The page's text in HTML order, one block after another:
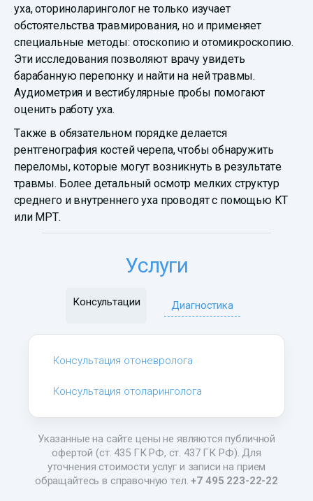
уха, оториноларинголог не только изучает
обстоятельства травмирования, но и применяет
специальные методы: отоскопию и отомикроскопию.
Эти исследования позволяют врачу увидеть
барабанную перепонку и найти на ней травмы.
Аудиометрия и вестибулярные пробы помогают
оценить работу уха.
Также в обязательном порядке делается
рентгенография костей черепа, чтобы обнаружить
переломы, которые могут возникнуть в результате
травмы. Более детальный осмотр мелких структур
среднего и внутреннего уха проводят с помощью КТ
или МРТ.
Услуги
Консультации Диагностика
Консультация отоневролога
Консультация отоларинголога
Указанные на сайте цены не являются публичной
офертой (ст. 435 ГК РФ, ст. 437 ГК РФ). Для
уточнения стоимости услуг и записи на прием
обращайтесь в справочную тел.+7 495 223-22-22